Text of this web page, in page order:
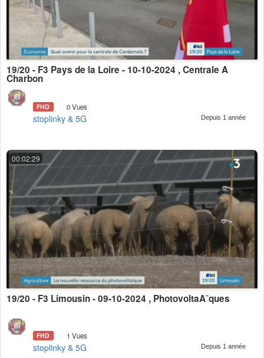
19/20 - F3 Pays de la Loire - 10-10-2024 , Centrale Ã
Charbon
FHD 0 Vues
stoplinky & 5G Depuis 1 année
00:02:29
19/20 - F3 Limousin - 09-10-2024 , PhotovoltaÃ¯ques
FHD 1 Vues
stoplinky & 5G Depuis 1 année